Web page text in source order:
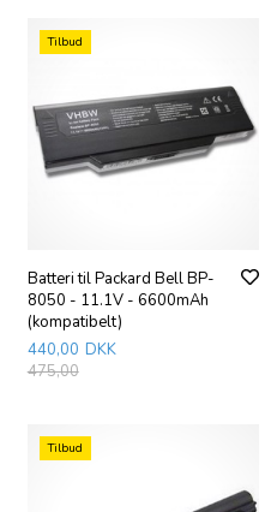
Tilbud
Batteri til Packard Bell BP-
8050 - 11.1V - 6600mAh
(kompatibelt)
440,00 DKK
475,00
Tilbud